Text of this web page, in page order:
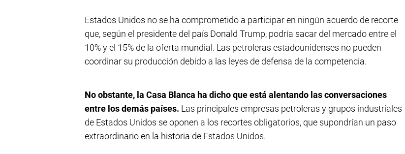
Estados Unidos no se ha comprometido a participar en ningún acuerdo de recorte
que, según el presidente del país Donald Trump, podría sacar del mercado entre el
10% y el 15% de la oferta mundial. Las petroleras estadounidenses no pueden
coordinar su producción debido a las leyes de defensa de la competencia.
No obstante, la Casa Blanca ha dicho que está alentando las conversaciones
entre los demás países. Las principales empresas petroleras y grupos industriales
de Estados Unidos se oponen a los recortes obligatorios, que supondrían un paso
extraordinario en la historia de Estados Unidos.